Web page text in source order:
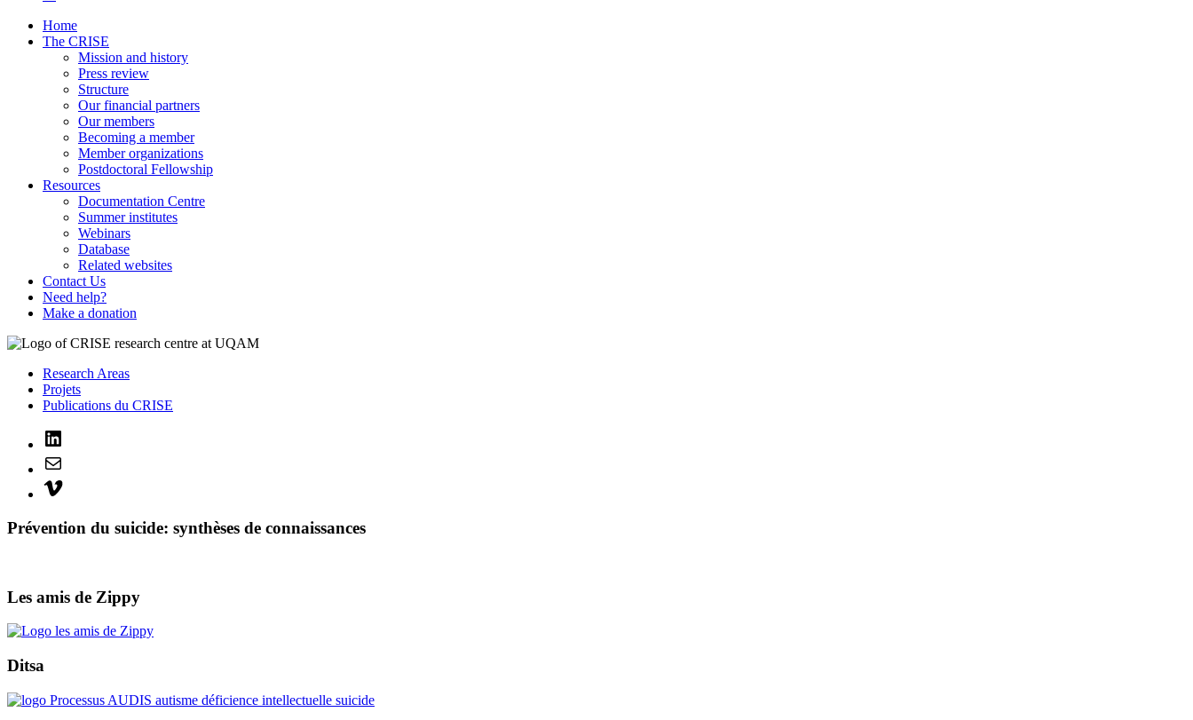
Home
The CRISE
Mission and history
Press review
Structure
Our financial partners
Our members
Becoming a member
Member organizations
Postdoctoral Fellowship
Resources
Documentation Centre
Summer institutes
Webinars
Database
Related websites
Contact Us
Need help?
Make a donation
Research Areas
Projets
Publications du CRISE
Prévention du suicide: synthèses de connaissances
Les amis de Zippy
Ditsa